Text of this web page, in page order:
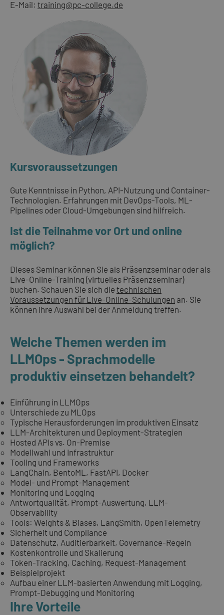
E-Mail: training@pc-college.de
Kursvoraussetzungen
Gute Kenntnisse in Python, API-Nutzung und Container-
Technologien. Erfahrungen mit DevOps-Tools, ML-
Pipelines oder Cloud-Umgebungen sind hilfreich.
Ist die Teilnahme vor Ort und online
möglich?
Dieses Seminar können Sie als Präsenzseminar oder als
Live-Online-Training (virtuelles Präsenzseminar)
buchen. Schauen Sie sich die technischen
Voraussetzungen für Live-Online-Schulungen an. Sie
können Ihre Auswahl bei der Anmeldung treffen.
Welche Themen werden im
LLMOps - Sprachmodelle
produktiv einsetzen behandelt?
Einführung in LLMOps
Unterschiede zu MLOps
Typische Herausforderungen im produktiven Einsatz
LLM-Architekturen und Deployment-Strategien
Hosted APIs vs. On-Premise
Modellwahl und Infrastruktur
Tooling und Frameworks
LangChain, BentoML, FastAPI, Docker
Model- und Prompt-Management
Monitoring und Logging
Antwortqualität, Prompt-Auswertung, LLM-
Observability
Tools: Weights & Biases, LangSmith, OpenTelemetry
Sicherheit und Compliance
Datenschutz, Auditierbarkeit, Governance-Regeln
Kostenkontrolle und Skalierung
Token-Tracking, Caching, Request-Management
Beispielprojekt
Aufbau einer LLM-basierten Anwendung mit Logging,
Prompt-Debugging und Monitoring
Ihre Vorteile